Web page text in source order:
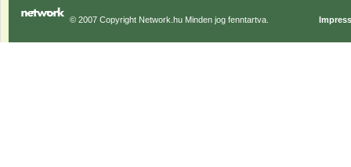
© 2007 Copyright Network.hu Minden jog fenntartva.